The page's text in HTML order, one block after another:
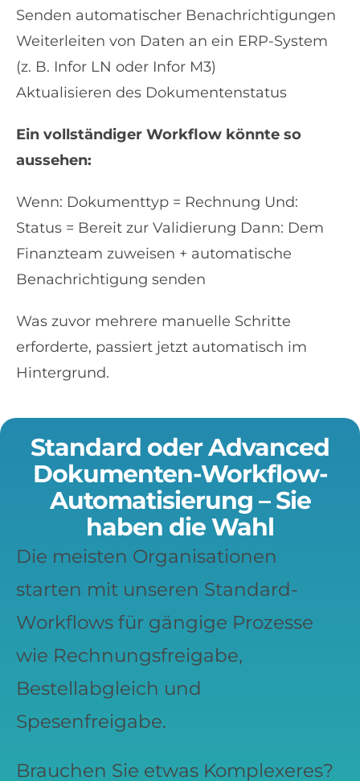
Senden automatischer Benachrichtigungen
Weiterleiten von Daten an ein ERP-System
(z. B. Infor LN oder Infor M3)
Aktualisieren des Dokumentenstatus
Ein vollständiger Workflow könnte so
aussehen:
Wenn: Dokumenttyp = Rechnung Und:
Status = Bereit zur Validierung Dann: Dem
Finanzteam zuweisen + automatische
Benachrichtigung senden
Was zuvor mehrere manuelle Schritte
erforderte, passiert jetzt automatisch im
Hintergrund.
Standard oder Advanced
Dokumenten-Workflow-
Automatisierung – Sie
haben die Wahl
Die meisten Organisationen
starten mit unseren Standard-
Workflows für gängige Prozesse
wie Rechnungsfreigabe,
Bestellabgleich und
Spesenfreigabe.
Brauchen Sie etwas Komplexeres?